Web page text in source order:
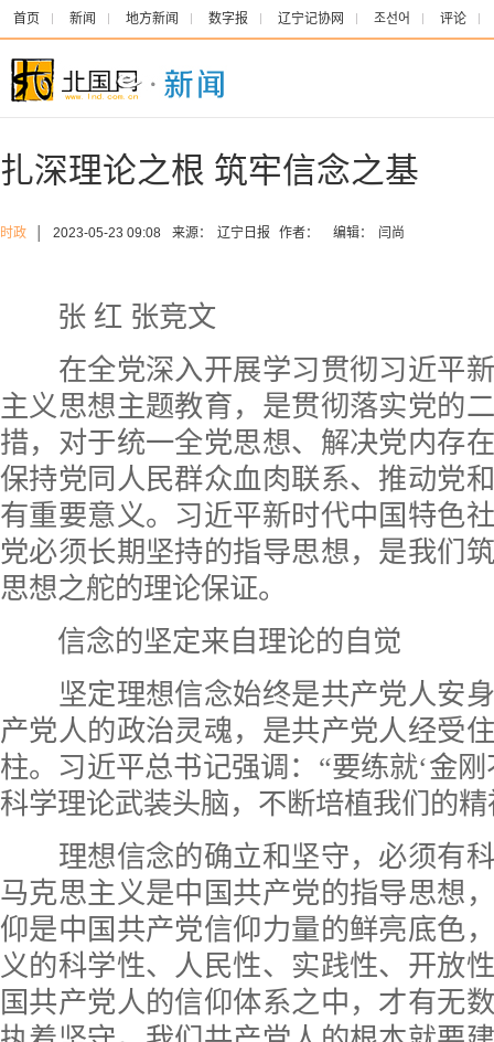
首页 新闻 地方新闻 数字报 辽宁记协网 조선어 评论
扎深理论之根 筑牢信念之基
时政 2023-05-23 09:08 来源： 辽宁日报 作者： 编辑： 闫尚
张 红 张竞文
在全党深入开展学习贯彻习近平新
主义思想主题教育，是贯彻落实党的
措，对于统一全党思想、解决党内存
保持党同人民群众血肉联系、推动党
有重要意义。习近平新时代中国特色
党必须长期坚持的指导思想，是我们
思想之舵的理论保证。
信念的坚定来自理论的自觉
坚定理想信念始终是共产党人安身
产党人的政治灵魂，是共产党人经受
柱。习近平总书记强调：“要练就‘金
科学理论武装头脑，不断培植我们的
理想信念的确立和坚守，必须有科
马克思主义是中国共产党的指导思想
仰是中国共产党信仰力量的鲜亮底色
义的科学性、人民性、实践性、开放
国共产党人的信仰体系之中，才有无